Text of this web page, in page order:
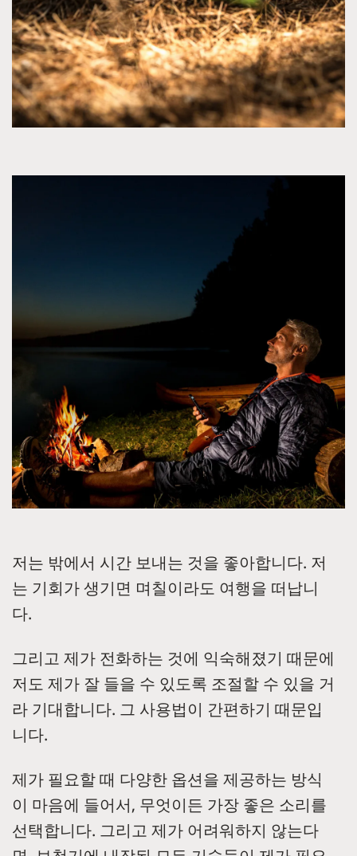
저는 밖에서 시간 보내는 것을 좋아합니다. 저
는 기회가 생기면 며칠이라도 여행을 떠납니
다.
그리고 제가 전화하는 것에 익숙해졌기 때문에
저도 제가 잘 들을 수 있도록 조절할 수 있을 거
라 기대합니다. 그 사용법이 간편하기 때문입
니다.
제가 필요할 때 다양한 옵션을 제공하는 방식
이 마음에 들어서, 무엇이든 가장 좋은 소리를
선택합니다. 그리고 제가 어려워하지 않는다